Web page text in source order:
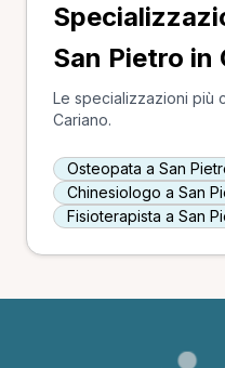
San Pietro in
Le specializzazioni più
Cariano.
Osteopata a San
Chinesiologo a San
Fisioterapista a San